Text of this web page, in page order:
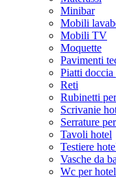
Minibar
Mobili
Mobili TV
Moquette
Pavimenti
Piatti doccia
Reti
Rubinetti
Scrivanie
Serrature
Tavoli hotel
Testiere
Vasche da
Wc per hotel